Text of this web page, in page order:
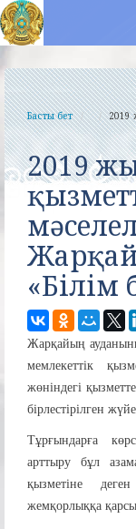
Басты бет 2019
2019
«Білім
Жарқайың
мемлекеттік
жөніндегі
бірлестірілген
Тұрғындарға
арттыру бұл
қызметіне
жемқорлыққа қарсы